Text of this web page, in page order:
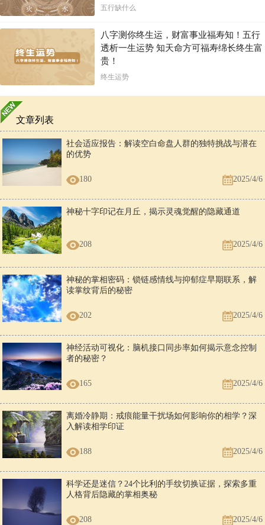
五行缺什么
八字测你终生运，财富事业福寿知！五行
透析一生运势 知天命方可福寿绵长终生富
贵！
终生运势
文章列表
社会适应报告：解读空白命盘人群的独特挑战与潜在
的优势
180 2025/4/6
神秘十字印记在月丘，揭示灵魂觉醒的隐藏通道
208 2025/4/6
神秘的掌相密码：锁链感情线与抑郁症早期联系，解
读掌纹背后的秘密
202 2025/4/6
神经活动可视化：脑机接口同步率如何揭示意念控制
者的秘密？
165 2025/4/6
离婚冷静期：戒痕能量干扰场如何影响你的相学？深
入解读相学印证
188 2025/4/6
科学还是迷信？24个比利的手纹切换证据，探索多重
人格背后隐藏的掌相奥秘
208 2025/4/6